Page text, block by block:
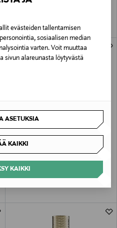
evästeiden tallentamisen
sosiaalisen median
varten. Voit muuttaa
sivun alareunasta löytyvästä
ASETUKSIA
KAIKKI
KAIKKI
EX NIHILO
Lust in Paradise Extrait de Parfum -
alk. Original Price
275,00 €